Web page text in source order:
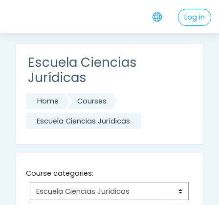
Log in
Escuela Ciencias
Jurídicas
Home Courses
Escuela Ciencias Jurídicas
Course categories: